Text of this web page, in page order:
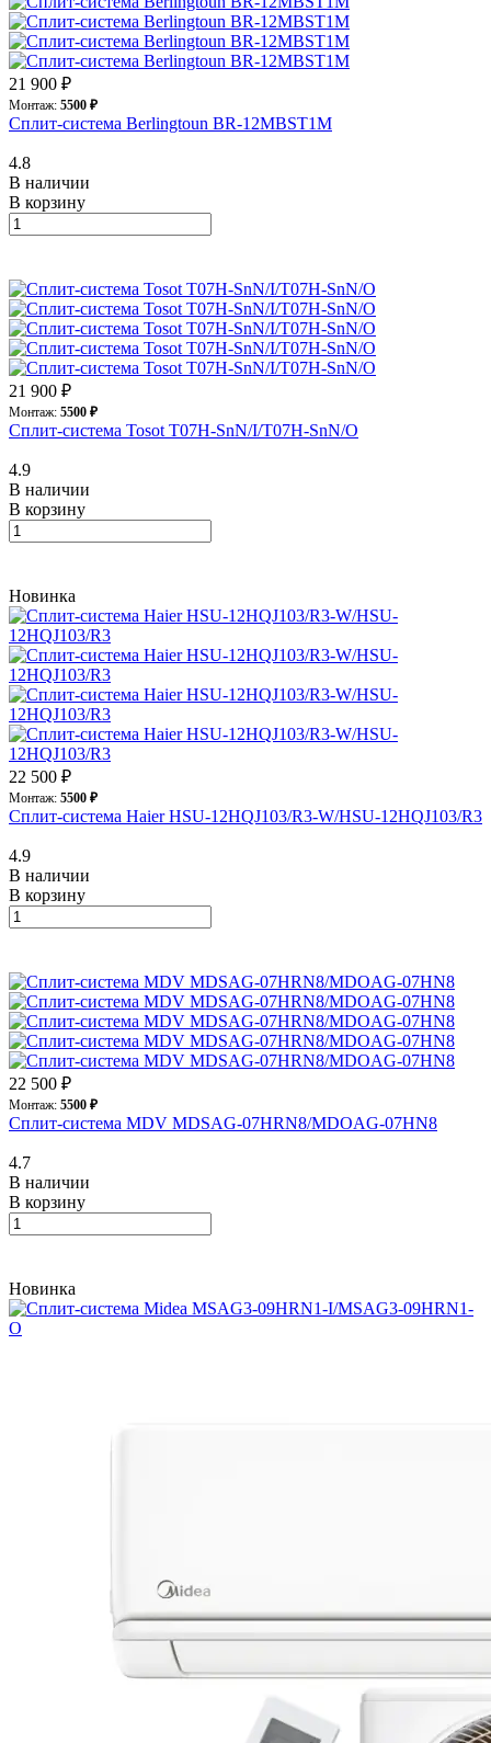
21 900 ₽
Монтаж: 5500 ₽
Сплит-система Berlingtoun BR-12MBST1M
4.8
В наличии
В корзину
21 900 ₽
Монтаж: 5500 ₽
Сплит-система Tosot T07H-SnN/I/T07H-SnN/O
4.9
В наличии
В корзину
Новинка
22 500 ₽
Монтаж: 5500 ₽
Сплит-система Haier HSU-12HQJ103/R3-W/HSU-12HQJ103/R3
4.9
В наличии
В корзину
22 500 ₽
Монтаж: 5500 ₽
Сплит-система MDV MDSAG-07HRN8/MDOAG-07HN8
4.7
В наличии
В корзину
Новинка